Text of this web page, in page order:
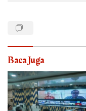
Baca Juga